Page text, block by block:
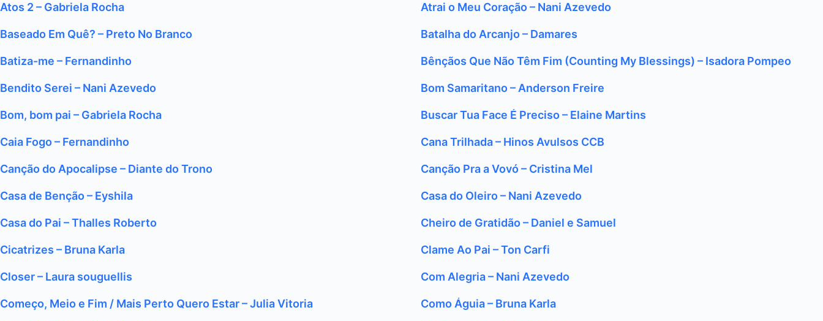
Atos 2 – Gabriela Rocha Atrai o Meu Coração – Nani Azevedo
Baseado Em Quê? – Preto No Branco Batalha do Arcanjo – Damares
Batiza-me – Fernandinho Bênçãos Que Não Têm Fim (Counting My Blessings) – Isadora Pompeo
Bendito Serei – Nani Azevedo Bom Samaritano – Anderson Freire
Bom, bom pai – Gabriela Rocha Buscar Tua Face É Preciso – Elaine Martins
Caia Fogo – Fernandinho Cana Trilhada – Hinos Avulsos CCB
Canção do Apocalipse – Diante do Trono Canção Pra a Vovó – Cristina Mel
Casa de Benção – Eyshila Casa do Oleiro – Nani Azevedo
Casa do Pai – Thalles Roberto Cheiro de Gratidão – Daniel e Samuel
Cicatrizes – Bruna Karla Clame Ao Pai – Ton Carfi
Closer – Laura souguellis Com Alegria – Nani Azevedo
Começo, Meio e Fim / Mais Perto Quero Estar – Julia Vitoria Como Águia – Bruna Karla